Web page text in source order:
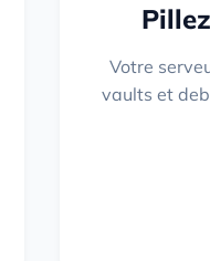
Votre
vaults et